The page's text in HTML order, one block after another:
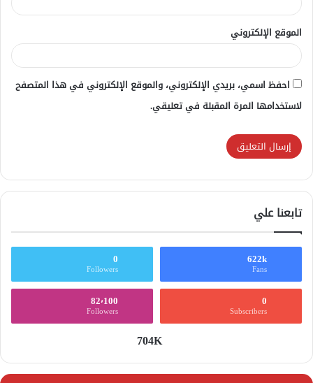
الموقع الإلكتروني
احفظ اسمي، بريدي الإلكتروني، والموقع الإلكتروني في هذا المتصفح
لاستخدامها المرة المقبلة في تعليقي.
تابعنا علي
622k
Fans
0
Followers
0
Subscribers
82٬100
Followers
704K